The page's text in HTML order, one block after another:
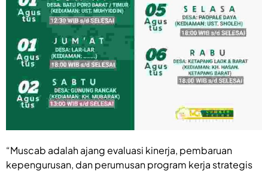
“Muscab adalah ajang evaluasi kinerja, pembaruan
kepengurusan, dan perumusan program kerja strategis